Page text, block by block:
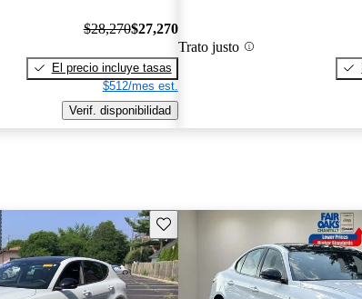
$28,270$27,270
El precio incluye tasas
$512/mes est.
Verif. disponibilidad
Trato justo
Guarda este Aviso